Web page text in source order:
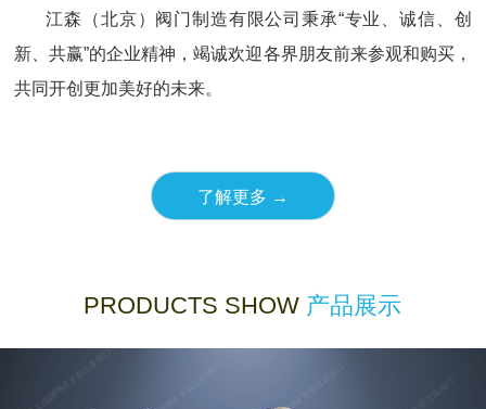
江森（北京）阀门制造有限公司秉承“专业、诚信、创
新、共赢”的企业精神，竭诚欢迎各界朋友前来参观和购买，
共同开创更加美好的未来。
了解更多 →
PRODUCTS SHOW 产品展示